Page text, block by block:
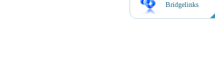
Bridgelinks